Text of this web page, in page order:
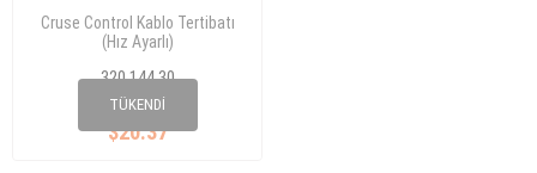
TÜKENDI
Cruse Control Kablo Tertibatı
(Hız Ayarlı)
B/Octavia 1j1970011F
320 144 30
$20.37
1j1 970 011 F